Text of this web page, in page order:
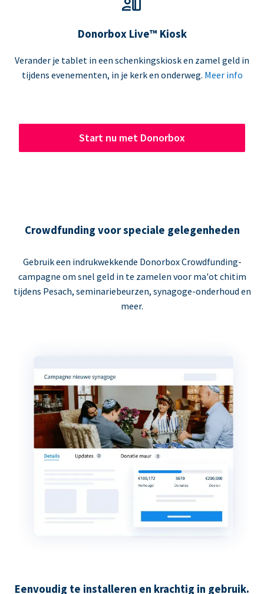
Donorbox Live™ Kiosk
Verander je tablet in een schenkingskiosk en zamel geld in
tijdens evenementen, in je kerk en onderweg. Meer info
Start nu met Donorbox
Crowdfunding voor speciale gelegenheden
Gebruik een indrukwekkende Donorbox Crowdfunding-
campagne om snel geld in te zamelen voor ma'ot chitim
tijdens Pesach, seminariebeurzen, synagoge-onderhoud en
meer.
Eenvoudig te installeren en krachtig in gebruik.